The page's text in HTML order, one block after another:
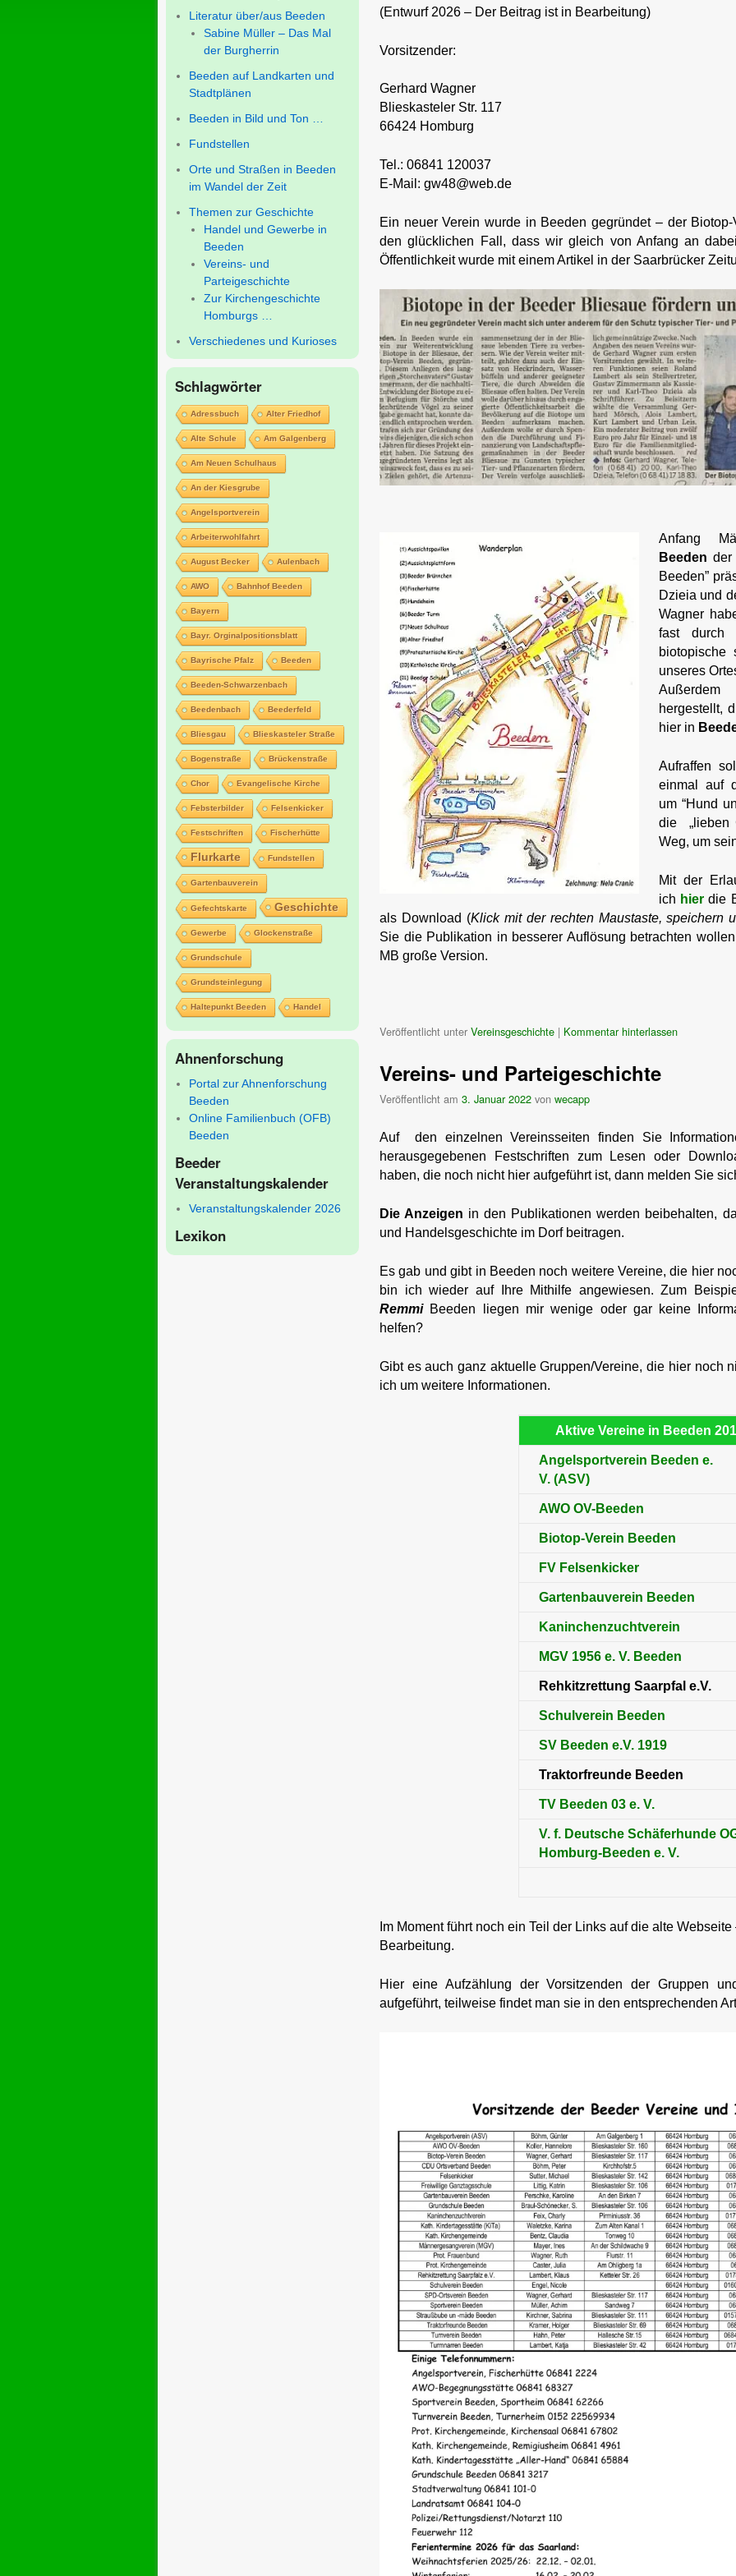
Literatur über/aus Beeden
Sabine Müller – Das Mal
der Burgherrin
Beeden auf Landkarten und
Stadtplänen
Beeden in Bild und Ton …
Fundstellen
Orte und Straßen in Beeden
im Wandel der Zeit
Themen zur Geschichte
Handel und Gewerbe in
Beeden
Vereins- und
Parteigeschichte
Zur Kirchengeschichte
Homburgs …
Verschiedenes und Kurioses
Schlagwörter
Adressbuch Alter Friedhof
Alte Schule Am Galgenberg
Am Neuen Schulhaus
An der Kiesgrube
Angelsportverein
Arbeiterwohlfahrt
August Becker Aulenbach
AWO Bahnhof Beeden
Bayern
Bayr. Orginalpositionsblatt
Bayrische Pfalz Beeden
Beeden-Schwarzenbach
Beedenbach Beederfeld
Bliesgau Blieskasteler Straße
Bogenstraße Brückenstraße
Chor Evangelische Kirche
Febsterbilder Felsenkicker
Festschriften Fischerhütte
Flurkarte Fundstellen
Gartenbauverein
Gefechtskarte Geschichte
Gewerbe Glockenstraße
Grundschule
Grundsteinlegung
Haltepunkt Beeden Handel
Ahnenforschung
Portal zur Ahnenforschung
Beeden
Online Familienbuch (OFB)
Beeden
Beeder
Veranstaltungskalender
Veranstaltungskalender 2026
Lexikon
(Entwurf 2026 – Der Beitrag ist in Bearbeitung)
Vorsitzender:
Gerhard Wagner
Blieskasteler Str. 117
66424 Homburg
Tel.: 06841 120037
E-Mail: gw48@web.de
Ein neuer Verein wurde in Beeden gegründet – der
den glücklichen Fall, dass wir gleich von Anfang an
Öffentlichkeit wurde mit einem Artikel in der Saarbrücker
Anfang
Beeden der
Beeden”
Dzieia und
Wagner
fast durch
biotopische
unseres
hergestellt,
hier in
Aufraffen
einmal auf
um “Hund
die „lieben
Weg, um
Mit der
ich hier die
als Download (Klick mit der rechten Maustaste, speichern
Sie die Publikation in besserer Auflösung betrachten
MB große Version.
Veröffentlicht unter Vereinsgeschichte | Kommentar hinterlassen
Vereins- und Parteigeschichte
Veröffentlicht am 3. Januar 2022 von wecapp
Auf den einzelnen Vereinsseiten finden Sie
herausgegebenen Festschriften zum Lesen oder
haben, die noch nicht hier aufgeführt ist, dann melden Sie
Die Anzeigen in den Publikationen werden beibehalten,
und Handelsgeschichte im Dorf beitragen.
Es gab und gibt in Beeden noch weitere Vereine, die hier
bin ich wieder auf Ihre Mithilfe angewiesen. Zum
RemmiBeeden liegen mir wenige oder gar keine
helfen?
Gibt es auch ganz aktuelle Gruppen/Vereine, die hier noch
ich um weitere Informationen.
Aktive Vereine in Beeden
Angelsportverein Beeden e.
V. (ASV)
AWO OV-Beeden
Biotop-Verein Beeden
FV Felsenkicker
Gartenbauverein Beeden
Kaninchenzuchtverein
MGV 1956 e. V. Beeden
Rehkitzrettung Saarpfal e.V.
Schulverein Beeden
SV Beeden e.V. 1919
Traktorfreunde Beeden
TV Beeden 03 e. V.
V. f. Deutsche Schäferhunde
Homburg-Beeden e. V.
Im Moment führt noch ein Teil der Links auf die alte
Bearbeitung.
Hier eine Aufzählung der Vorsitzenden der Gruppen
aufgeführt, teilweise findet man sie in den entsprechenden